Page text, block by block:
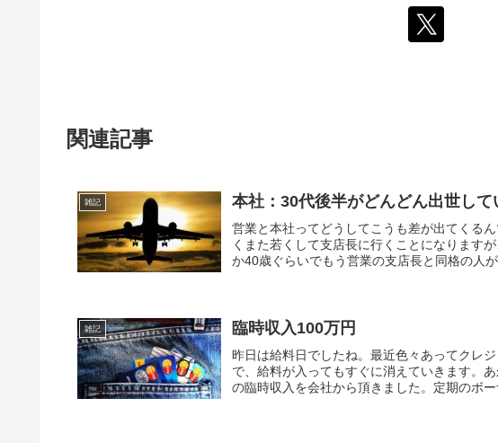
関連記事
雑記 本社：30代後半がどんどん出世して
営業と本社ってどうしてこうも差が出てくる
くまた若くして支店長に行くことになります
か40歳ぐらいでもう営業の支店長と同格の人
雑記 臨時収入100万円
昨日は給料日でしたね。最近色々あってクレ
で、給料が入ってもすぐに消えていきます。
の臨時収入を会社から頂きました。定期のボ